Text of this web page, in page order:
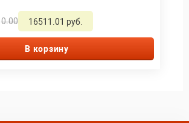
0.00 16511.01 руб.
В корзину